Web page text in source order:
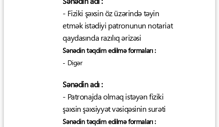
- Fiziki şəxsin öz üzərində təyin
etmək istədiyi patronunun notariat
qaydasında razılıq ərizəsi
Sənədin təqdim edilmə formaları :
- Digər
Sənədin adı :
- Patronajda olmaq istəyən fiziki
şəxsin şəxsiyyət vəsiqəsinin surəti
Sənədin təqdim edilmə formaları :